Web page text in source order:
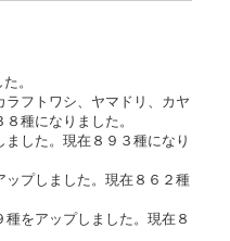
。
トワシ、ヤマドリ、カヤ
種になりました。
た。現在８９３種になり
しました。現在８６２種
アップしました。現在８